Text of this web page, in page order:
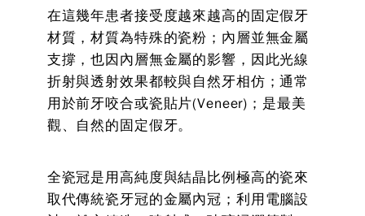
在這幾年患者接受度越來越高的固定假牙
材質，材質為特殊的瓷粉；內層並無金屬
支撐，也因內層無金屬的影響，因此光線
折射與透射效果都較與自然牙相仿；通常
用於前牙咬合或瓷貼片(Veneer)；是最美
觀、自然的固定假牙。
全瓷冠是用高純度與結晶比例極高的瓷來
取代傳統瓷牙冠的金屬內冠；利用電腦設